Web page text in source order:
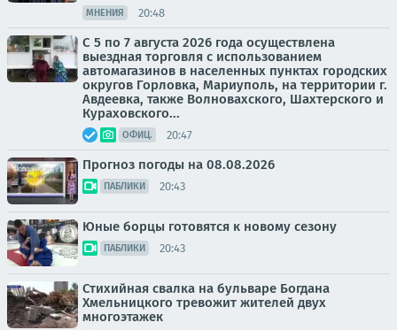
МНЕНИЯ 20:48
С 5 по 7 августа 2026 года осуществлена
выездная торговля с использованием
автомагазинов в населенных пунктах городских
округов Горловка, Мариуполь, на территории г.
Авдеевка, также Волновахского, Шахтерского и
Кураховского...
ОФИЦ. 20:47
Прогноз погоды на 08.08.2026
ПАБЛИКИ 20:43
Юные борцы готовятся к новому сезону
ПАБЛИКИ 20:43
Стихийная свалка на бульваре Богдана
Хмельницкого тревожит жителей двух
многоэтажек